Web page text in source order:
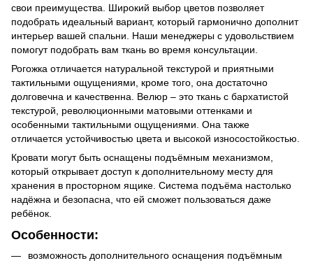
свои преимущества. Широкий выбор цветов позволяет
подобрать идеальный вариант, который гармонично дополнит
интерьер вашей спальни. Наши менеджеры с удовольствием
помогут подобрать вам ткань во время консультации.
Рогожка отличается натуральной текстурой и приятными
тактильными ощущениями, кроме того, она достаточно
долговечна и качественна. Велюр – это ткань с бархатистой
текстурой, революционными матовыми оттенками и
особенными тактильными ощущениями. Она также
отличается устойчивостью цвета и высокой износостойкостью.
Кровати могут быть оснащены подъёмным механизмом,
который открывает доступ к дополнительному месту для
хранения в просторном ящике. Система подъёма настолько
надёжна и безопасна, что ей сможет пользоваться даже
ребёнок.
Особенности:
возможность дополнительного оснащения подъёмным